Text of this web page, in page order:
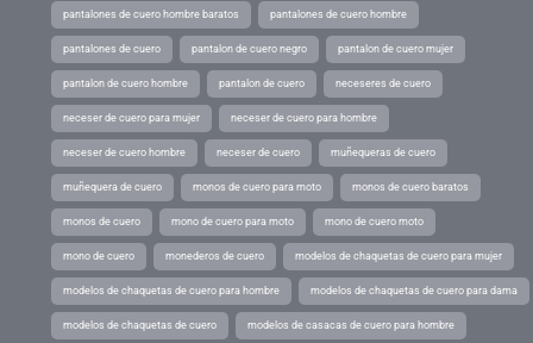
pantalones de cuero hombre baratos pantalones de cuero hombre
pantalones de cuero pantalon de cuero negro pantalon de cuero mujer
pantalon de cuero hombre pantalon de cuero neceseres de cuero
neceser de cuero para mujer neceser de cuero para hombre
neceser de cuero hombre neceser de cuero muñequeras de cuero
muñequera de cuero monos de cuero para moto monos de cuero baratos
monos de cuero mono de cuero para moto mono de cuero moto
mono de cuero monederos de cuero modelos de chaquetas de cuero para mujer
modelos de chaquetas de cuero para hombre modelos de chaquetas de cuero para dama
modelos de chaquetas de cuero modelos de casacas de cuero para hombre